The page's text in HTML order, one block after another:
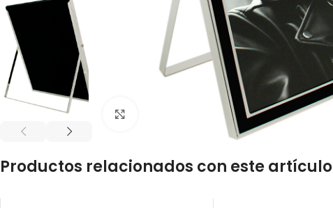
Productos relacionados con este artículo